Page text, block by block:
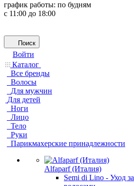
график работы: по будням
с 11:00 до 18:00
Поиск
Войти
Каталог
Все бренды
Волосы
Для мужчин
Для детей
Ноги
Лицо
Тело
Руки
Парикмахерские принадлежности
Alfaparf (Италия)
Semi di Lino - Уход за